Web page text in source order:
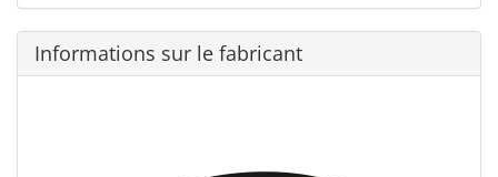
Informations sur le fabricant